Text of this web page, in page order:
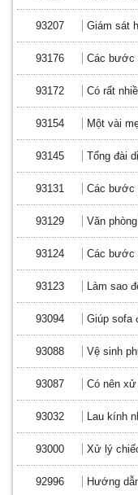
93207 Giám sát
93176 Các bước
93172 Có rất
93154 Một vài
93145 Tổng đài
93131 Các bước
93129 Văn
93124 Các bước
93123 Làm sao
93094 Giúp sofa
93088 Vệ sinh
93087 Có nên
93032 Lau kính
93000 Xử lý
92996 Hướng